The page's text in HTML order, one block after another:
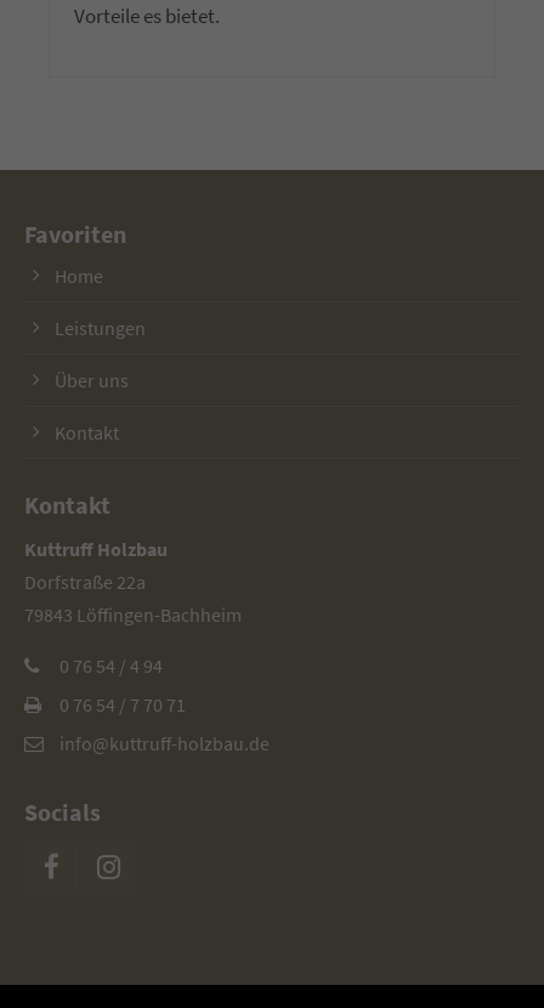
Vorteile es bietet.
Favoriten
Home
Leistungen
Über uns
Kontakt
Kontakt
Kuttruff Holzbau
Dorfstraße 22a
79843 Löffingen-Bachheim
0 76 54 / 4 94
0 76 54 / 7 70 71
info@kuttruff-holzbau.de
Socials